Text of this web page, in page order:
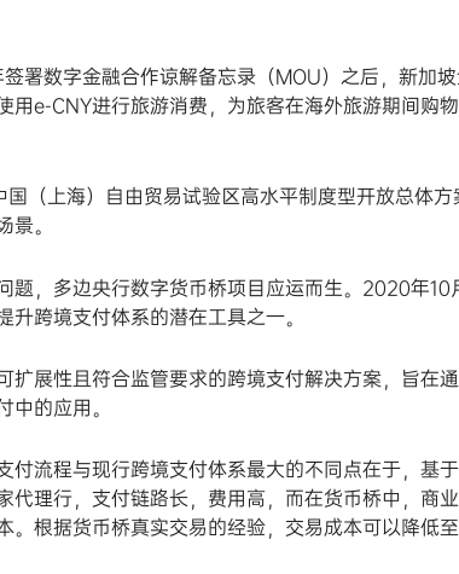
数字金融合作谅解备忘录（MOU）之后，新加
e-CNY进行旅游消费，为旅客在海外旅游期间购
上海）自由贸易试验区高水平制度型开放总体方
。
，多边央行数字货币桥项目应运而生。2020年10
跨境支付体系的潜在工具之一。
展性且符合监管要求的跨境支付解决方案，旨在
的应用。
流程与现行跨境支付体系最大的不同点在于，基
理行，支付链路长，费用高，而在货币桥中，商
根据货币桥真实交易的经验，交易成本可以降低至